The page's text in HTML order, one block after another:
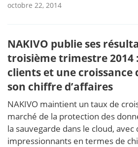
octobre 22, 2014
NAKIVO publie ses
troisième trimestre 2014
clients et une croissance
son chiffre d’affaires
NAKIVO maintient un taux de
marché de la protection des
la sauvegarde dans le cloud,
impressionnants en termes de